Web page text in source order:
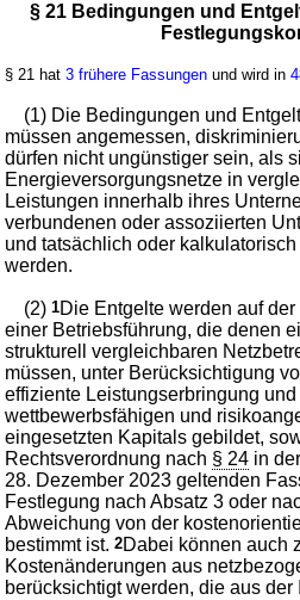
§ 21 Bedingungen und
§ 21 hat3 frühere Fassungen und wird in
(1) Die Bedingungen und
müssen angemessen,
dürfen nicht ungünstiger sein, als
Energieversorgungsnetze in
Leistungen innerhalb ihres
verbundenen oder assoziierten
und tatsächlich oder
werden.
(2)1Die Entgelte werden auf
einer Betriebsführung, die denen
strukturell vergleichbaren
müssen, unter Berücksichtigung
effiziente Leistungserbringung
wettbewerbsfähigen und
eingesetzten Kapitals gebildet,
Rechtsverordnung nach § 24 in
28. Dezember 2023 geltenden
Festlegung nach Absatz 3 oder
Abweichung von der
bestimmt ist.2Dabei können auch
Kostenänderungen aus
berücksichtigt werden, die aus der